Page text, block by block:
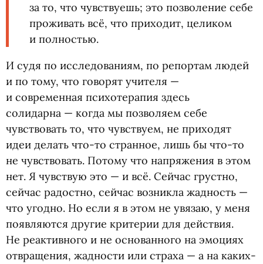
за то, что чувствуешь; это позволение себе
проживать всё, что приходит, целиком
и полностью.
И судя по исследованиям, по репортам людей
и по тому, что говорят учителя —
и современная психотерапия здесь
солидарна — когда мы позволяем себе
чувствовать то, что чувствуем, не приходят
идеи делать что-то странное, лишь бы что-то
не чувствовать. Потому что напряжения в этом
нет. Я чувствую это — и всё. Сейчас грустно,
сейчас радостно, сейчас возникла жадность —
что угодно. Но если я в этом не увязаю, у меня
появляются другие критерии для действия.
Не реактивного и не основанного на эмоциях
отвращения, жадности или страха — а на каких-